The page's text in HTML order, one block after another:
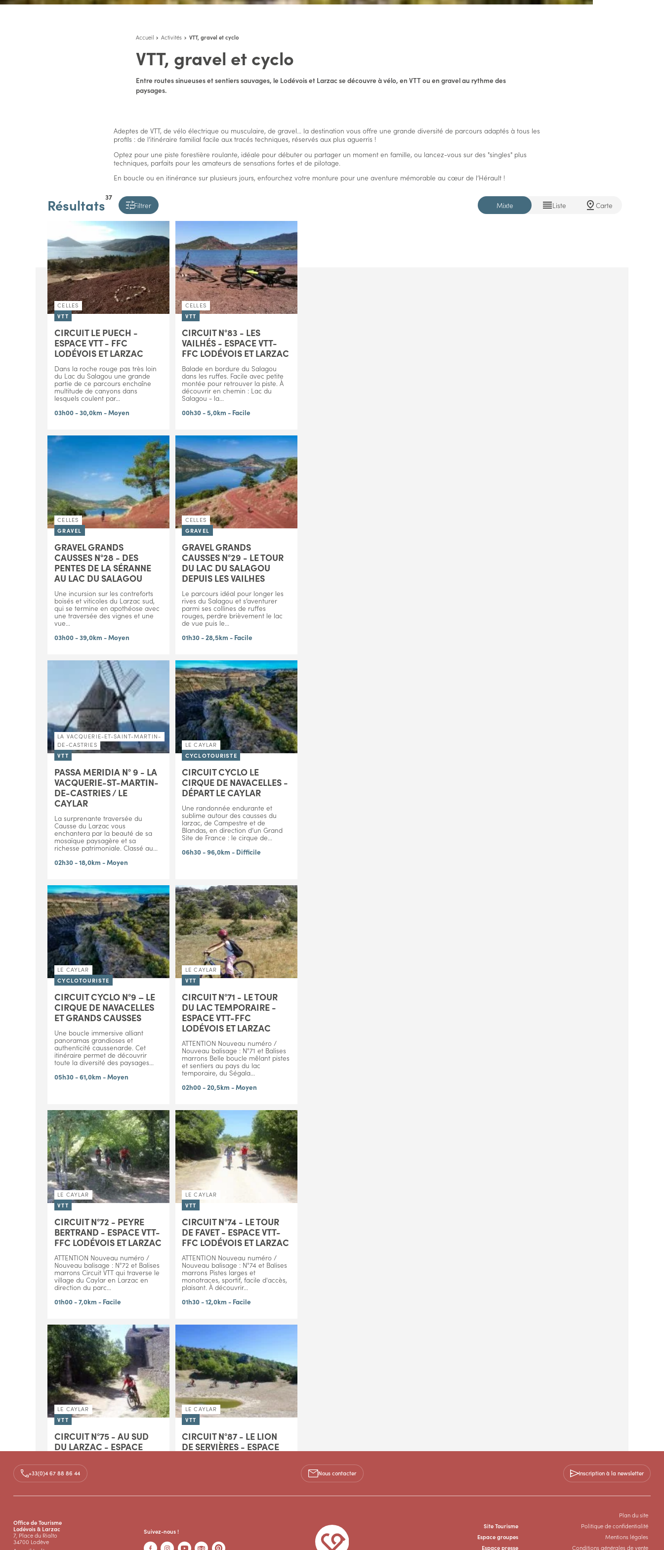
Accueil Activités VTT, gravel et cyclo
VTT, gravel et cyclo
Entre routes sinueuses et sentiers sauvages, le Lodévois et Larzac se découvre à vélo, en VTT ou en gravel au rythme des
paysages.
Adeptes de VTT, de vélo électrique ou musculaire, de gravel... la destination vous offre une grande diversité de parcours adaptés à tous les
profils : de l’itinéraire familial facile aux tracés techniques, réservés aux plus aguerris !
Optez pour une piste forestière roulante, idéale pour débuter ou partager un moment en famille, ou lancez-vous sur des "singles" plus
techniques, parfaits pour les amateurs de sensations fortes et de pilotage.
En boucle ou en itinérance sur plusieurs jours, enfourchez votre monture pour une aventure mémorable au cœur de l’Hérault !
37
Résultats Filtrer Mixte Liste Carte
CELLES
VTT
CIRCUIT LE PUECH -
ESPACE VTT - FFC
LODÉVOIS ET LARZAC
Dans la roche rouge pas très loin
du Lac du Salagou une grande
partie de ce parcours enchaîne
multitude de canyons dans
lesquels coulent par...
03h00 - 30,0km - Moyen
CELLES
VTT
CIRCUIT N°83 - LES
VAILHÉS - ESPACE VTT-
FFC LODÉVOIS ET LARZAC
Balade en bordure du Salagou
dans les ruffes. Facile avec petite
montée pour retrouver la piste. À
découvrir en chemin : Lac du
Salagou - la...
00h30 - 5,0km - Facile
CELLES
GRAVEL
GRAVEL GRANDS
CAUSSES N°28 - DES
PENTES DE LA SÉRANNE
AU LAC DU SALAGOU
Une incursion sur les contreforts
boisés et viticoles du Larzac sud,
qui se termine en apothéose avec
une traversée des vignes et une
vue...
03h00 - 39,0km - Moyen
CELLES
GRAVEL
GRAVEL GRANDS
CAUSSES N°29 - LE TOUR
DU LAC DU SALAGOU
DEPUIS LES VAILHES
Le parcours idéal pour longer les
rives du Salagou et s’aventurer
parmi ses collines de ruffes
rouges, perdre brièvement le lac
de vue puis le...
01h30 - 28,5km - Facile
LA VACQUERIE-ET-SAINT-MARTIN-
DE-CASTRIES
VTT
PASSA MERIDIA N° 9 - LA
VACQUERIE-ST-MARTIN-
DE-CASTRIES / LE
CAYLAR
La surprenante traversée du
Causse du Larzac vous
enchantera par la beauté de sa
mosaïque paysagère et sa
richesse patrimoniale. Classé au...
02h30 - 18,0km - Moyen
LE CAYLAR
CYCLOTOURISTE
CIRCUIT CYCLO LE
CIRQUE DE NAVACELLES -
DÉPART LE CAYLAR
Une randonnée endurante et
sublime autour des causses du
larzac, de Campestre et de
Blandas, en direction d’un Grand
Site de France : le cirque de...
06h30 - 96,0km - Difficile
LE CAYLAR
CYCLOTOURISTE
CIRCUIT CYCLO N°9 – LE
CIRQUE DE NAVACELLES
ET GRANDS CAUSSES
Une boucle immersive alliant
panoramas grandioses et
authenticité caussenarde. Cet
itinéraire permet de découvrir
toute la diversité des paysages...
05h30 - 61,0km - Moyen
LE CAYLAR
VTT
CIRCUIT N°71 - LE TOUR
DU LAC TEMPORAIRE -
ESPACE VTT-FFC
LODÉVOIS ET LARZAC
ATTENTION Nouveau numéro /
Nouveau balisage : N°71 et Balises
marrons Belle boucle mêlant pistes
et sentiers au pays du lac
temporaire, du Ségala...
02h00 - 20,5km - Moyen
LE CAYLAR
VTT
CIRCUIT N°72 - PEYRE
BERTRAND - ESPACE VTT-
FFC LODÉVOIS ET LARZAC
ATTENTION Nouveau numéro /
Nouveau balisage : N°72 et Balises
marrons Circuit VTT qui traverse le
village du Caylar en Larzac en
direction du parc...
01h00 - 7,0km - Facile
LE CAYLAR
VTT
CIRCUIT N°74 - LE TOUR
DE FAVET - ESPACE VTT-
FFC LODÉVOIS ET LARZAC
ATTENTION Nouveau numéro /
Nouveau balisage : N°74 et Balises
marrons Pistes larges et
monotraces, sportif, facile d'accès,
plaisant. À découvrir...
01h30 - 12,0km - Facile
LE CAYLAR
VTT
CIRCUIT N°75 - AU SUD
DU LARZAC - ESPACE
LARZAC
ATTENTION Nouveau numéro /
marrons Piste et sentier offrant de
02h30 - 18,0km - Moyen
LE CAYLAR
VTT
CIRCUIT N°87 - LE LION
DE SERVIÈRES - ESPACE
marrons Sur le tracé de la Grande
+33(0)4 67 88 86 44 Nous contacter Inscription à la newsletter
Office de Tourisme
Lodévois & Larzac
7, Place du Rialto
34700 Lodève
Suivez-nous !
Site Tourisme
Espace groupes
Espace presse
Plan du site
Politique de confidentialité
Mentions légales
Conditions générales de vente